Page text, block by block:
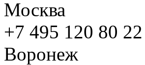
Москва
+7 495 120 80 22
Воронеж